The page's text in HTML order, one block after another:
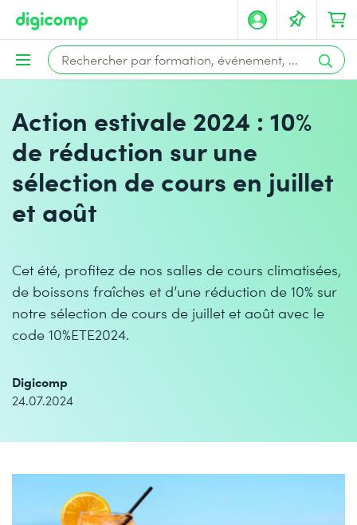
Action estivale 2024 : 10%
de réduction sur une
sélection de cours en juillet
et août
Cet été, profitez de nos salles de cours climatisées,
de boissons fraîches et d’une réduction de 10% sur
notre sélection de cours de juillet et août avec le
code 10%ETE2024.
Digicomp
24.07.2024